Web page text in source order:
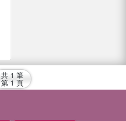
共 1 筆
第 1 頁